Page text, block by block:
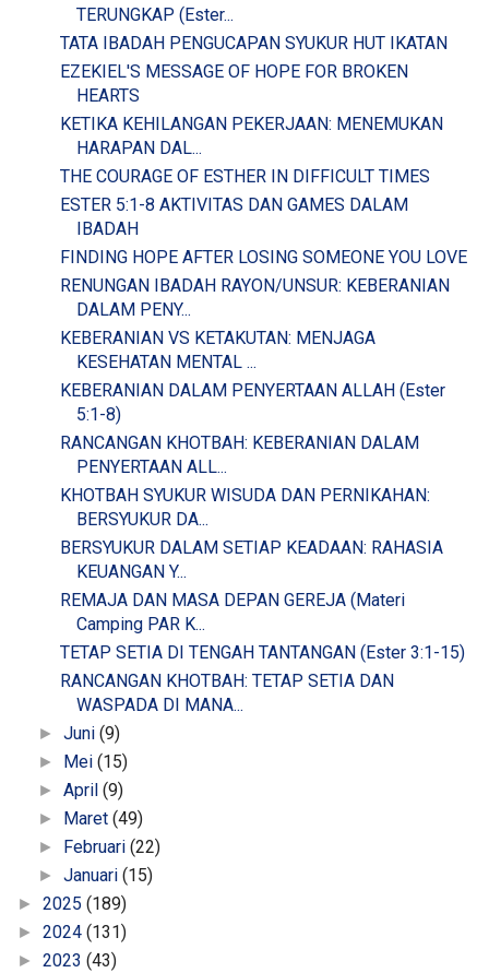
TERUNGKAP (Ester...
TATA IBADAH PENGUCAPAN SYUKUR HUT IKATAN
EZEKIEL'S MESSAGE OF HOPE FOR BROKEN
HEARTS
KETIKA KEHILANGAN PEKERJAAN: MENEMUKAN
HARAPAN DAL...
THE COURAGE OF ESTHER IN DIFFICULT TIMES
ESTER 5:1-8 AKTIVITAS DAN GAMES DALAM
IBADAH
FINDING HOPE AFTER LOSING SOMEONE YOU LOVE
RENUNGAN IBADAH RAYON/UNSUR: KEBERANIAN
DALAM PENY...
KEBERANIAN VS KETAKUTAN: MENJAGA
KESEHATAN MENTAL ...
KEBERANIAN DALAM PENYERTAAN ALLAH (Ester
5:1-8)
RANCANGAN KHOTBAH: KEBERANIAN DALAM
PENYERTAAN ALL...
KHOTBAH SYUKUR WISUDA DAN PERNIKAHAN:
BERSYUKUR DA...
BERSYUKUR DALAM SETIAP KEADAAN: RAHASIA
KEUANGAN Y...
REMAJA DAN MASA DEPAN GEREJA (Materi
Camping PAR K...
TETAP SETIA DI TENGAH TANTANGAN (Ester 3:1-15)
RANCANGAN KHOTBAH: TETAP SETIA DAN
WASPADA DI MANA...
►Juni(9)
► Mei(15)
►April(9)
► Maret(49)
► Februari(22)
►Januari(15)
► 2025 (189)
► 2024 (131)
► 2023 (43)